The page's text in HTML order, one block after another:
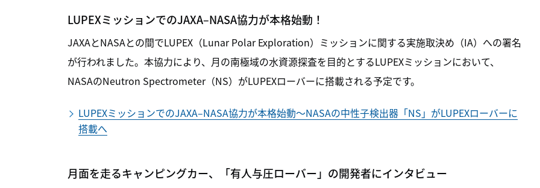
LUPEXミッションでのJAXA–NASA協力が本格始動！
JAXAとNASAとの間でLUPEX（Lunar Polar Exploration）ミッションに関する実施取決め（IA）への署名
が行われました。本協力により、月の南極域の水資源探査を目的とするLUPEXミッションにおいて、
NASAのNeutron Spectrometer（NS）がLUPEXローバーに搭載される予定です。
LUPEXミッションでのJAXA–NASA協力が本格始動～NASAの中性子検出器「NS」がLUPEXローバーに
搭載へ
月面を走るキャンピングカー、「有人与圧ローバー」の開発者にインタビュー